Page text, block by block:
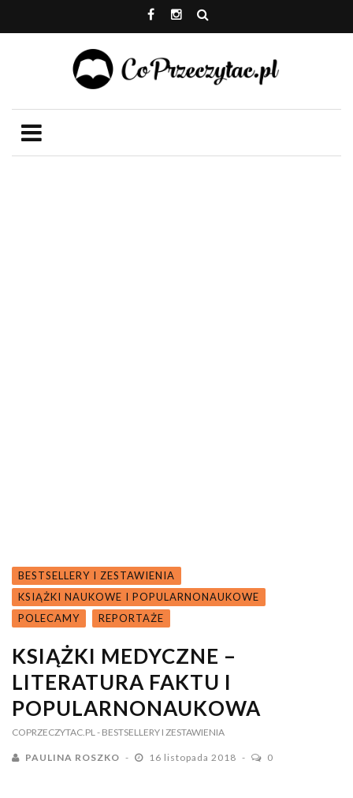
BESTSELLERY I ZESTAWIENIA
KSIĄŻKI NAUKOWE I POPULARNONAUKOWE
POLECAMY
REPORTAŻE
KSIĄŻKI MEDYCZNE –
LITERATURA FAKTU I
POPULARNONAUKOWA
COPRZECZYTAC.PL - BESTSELLERY I ZESTAWIENIA
PAULINA ROSZKO 16 listopada 2018 0